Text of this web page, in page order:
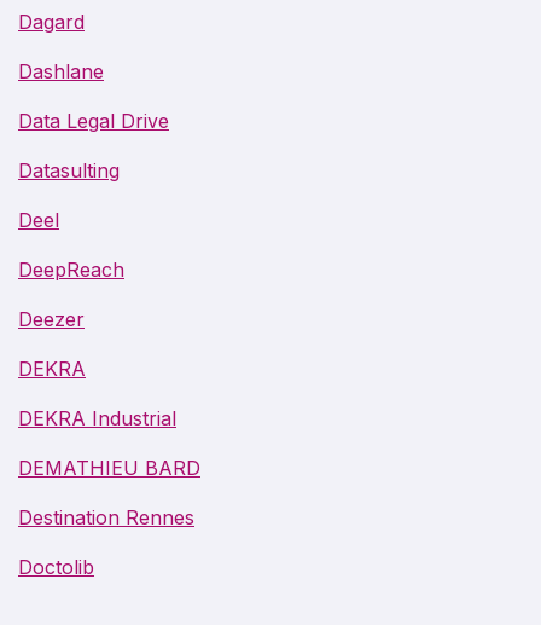
Dagard
Dashlane
Data Legal Drive
Datasulting
Deel
DeepReach
Deezer
DEKRA
DEKRA Industrial
DEMATHIEU BARD
Destination Rennes
Doctolib